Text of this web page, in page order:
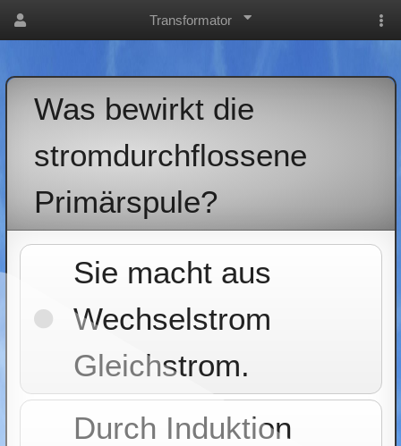
Transformator
Was bewirkt die
stromdurchflossene
Primärspule?
Sie macht aus
Wechselstrom
Gleichstrom.
Durch Induktion